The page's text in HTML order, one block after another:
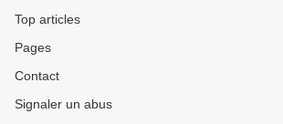
Top articles
Pages
Contact
Signaler un abus